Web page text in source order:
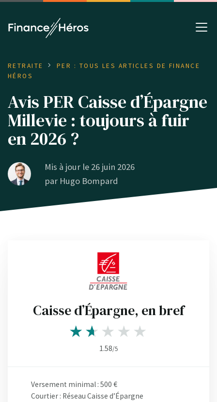
RETRAITE
PER : TOUS LES ARTICLES DE FINANCE
HÉROS
Avis PER Caisse d’Épargne
Millevie : toujours à fuir
en 2026 ?
Mis à jour le 26 juin 2026
par Hugo Bompard
Caisse d’Épargne, en bref
1.58/5
Versement minimal : 500 €
Courtier : Réseau Caisse d’Épargne